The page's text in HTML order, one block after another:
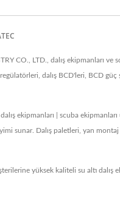
CO., LTD., dalış ekipmanları
dalış BCD'leri, BCD güç
ekipmanları | scuba
sunar. Dalış paletleri, yan
yüksek kaliteli su altı dalış